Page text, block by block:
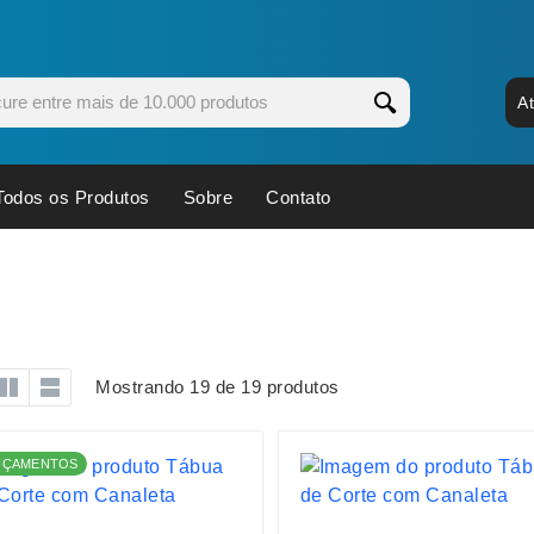
Executivos
Espelhos
Esporte e Jogos
Kit Queijo
os Produtos Sobre Contato
Mostrando 19 de 19 produtos